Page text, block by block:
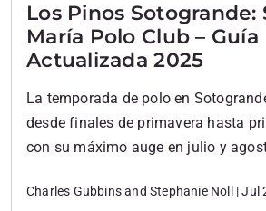
Los Pinos Sotogrande:
María Polo Club – Guía
Actualizada 2025
La temporada de polo en
desde finales de primavera hasta
con su máximo auge en julio y
eventos, pero la joya de la corona es
Charles Gubbins and Stephanie Noll | Jul